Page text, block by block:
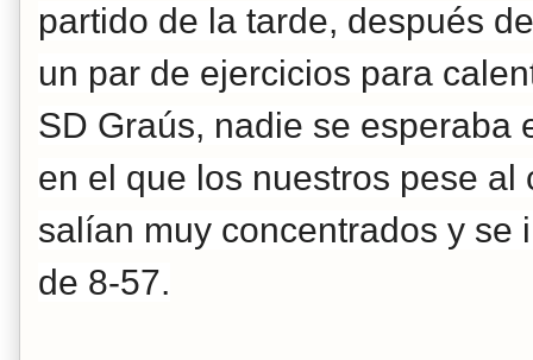
partido de la tarde, después
un par de ejercicios para
SD Graús, nadie se esperaba
en el que los nuestros pese al
salían muy concentrados y se
de 8-57.